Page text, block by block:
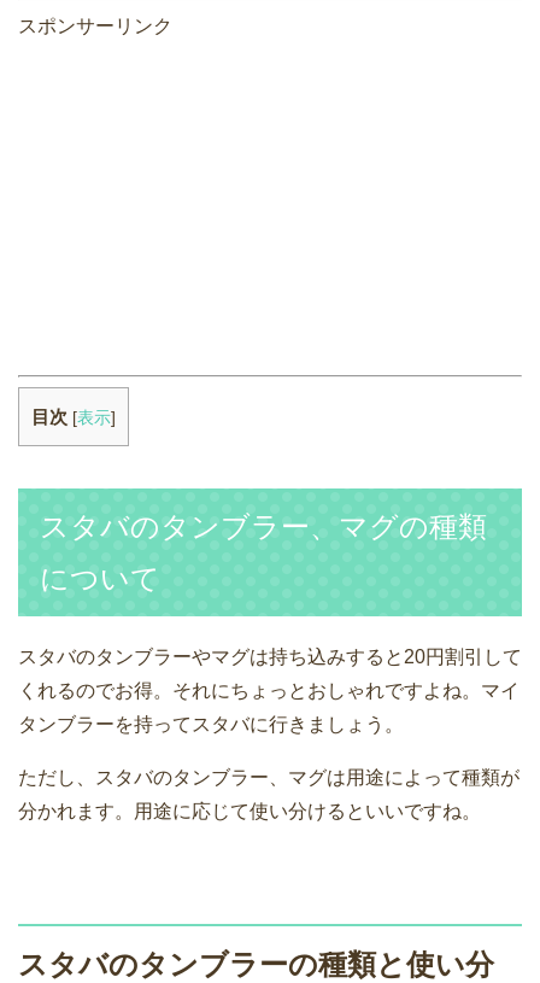
スポンサーリンク
目次 [表示]
スタバのタンブラー、マグの種類
について
スタバのタンブラーやマグは持ち込みすると20円割引して
くれるのでお得。それにちょっとおしゃれですよね。マイ
タンブラーを持ってスタバに行きましょう。
ただし、スタバのタンブラー、マグは用途によって種類が
分かれます。用途に応じて使い分けるといいですね。
スタバのタンブラーの種類と使い分